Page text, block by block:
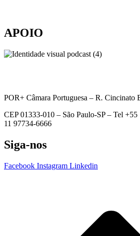
APOIO
POR+ Câmara Portuguesa – R. Cincinato
CEP 01333-010 – São Paulo-SP – Tel +55
11 97734-6666
Siga-nos
Facebook Instagram Linkedin